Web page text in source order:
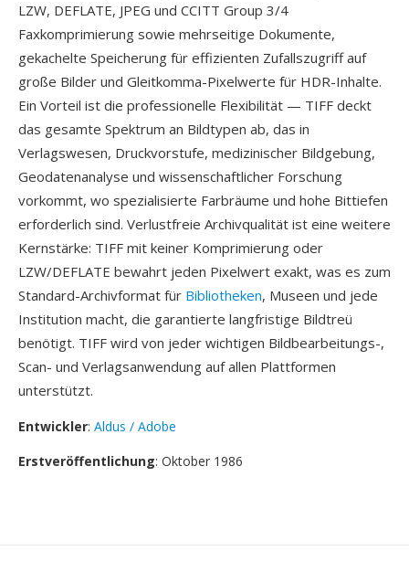
LZW, DEFLATE, JPEG und CCITT Group 3/4
Faxkomprimierung sowie mehrseitige Dokumente,
gekachelte Speicherung für effizienten Zufallszugriff auf
große Bilder und Gleitkomma-Pixelwerte für HDR-Inhalte.
Ein Vorteil ist die professionelle Flexibilität — TIFF deckt
das gesamte Spektrum an Bildtypen ab, das in
Verlagswesen, Druckvorstufe, medizinischer Bildgebung,
Geodatenanalyse und wissenschaftlicher Forschung
vorkommt, wo spezialisierte Farbräume und hohe Bittiefen
erforderlich sind. Verlustfreie Archivqualität ist eine weitere
Kernstärke: TIFF mit keiner Komprimierung oder
LZW/DEFLATE bewahrt jeden Pixelwert exakt, was es zum
Standard-Archivformat für Bibliotheken, Museen und jede
Institution macht, die garantierte langfristige Bildtreü
benötigt. TIFF wird von jeder wichtigen Bildbearbeitungs-,
Scan- und Verlagsanwendung auf allen Plattformen
unterstützt.
Entwickler: Aldus / Adobe
Erstveröffentlichung: Oktober 1986